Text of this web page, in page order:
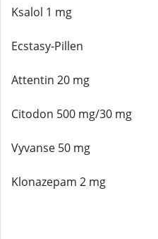
Ksalol 1 mg
Ecstasy-Pillen
Attentin 20 mg
Citodon 500 mg/30 mg
Vyvanse 50 mg
Klonazepam 2 mg